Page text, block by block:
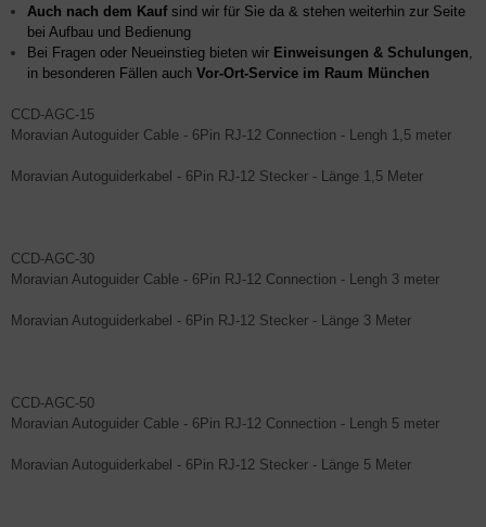
Auch nach dem Kaufsind wir für Sie da & stehen weiterhin zur Seite
bei Aufbau und Bedienung
Bei Fragen oder Neueinstieg bieten wir Einweisungen & Schulungen,
in besonderen Fällen auch Vor-Ort-Service im Raum München
CCD-AGC-15
Moravian Autoguider Cable - 6Pin RJ-12 Connection - Lengh 1,5 meter
Moravian Autoguiderkabel - 6Pin RJ-12 Stecker - Länge 1,5 Meter
CCD-AGC-30
Moravian Autoguider Cable - 6Pin RJ-12 Connection - Lengh 3 meter
Moravian Autoguiderkabel - 6Pin RJ-12 Stecker - Länge 3 Meter
CCD-AGC-50
Moravian Autoguider Cable - 6Pin RJ-12 Connection - Lengh 5 meter
Moravian Autoguiderkabel - 6Pin RJ-12 Stecker - Länge 5 Meter